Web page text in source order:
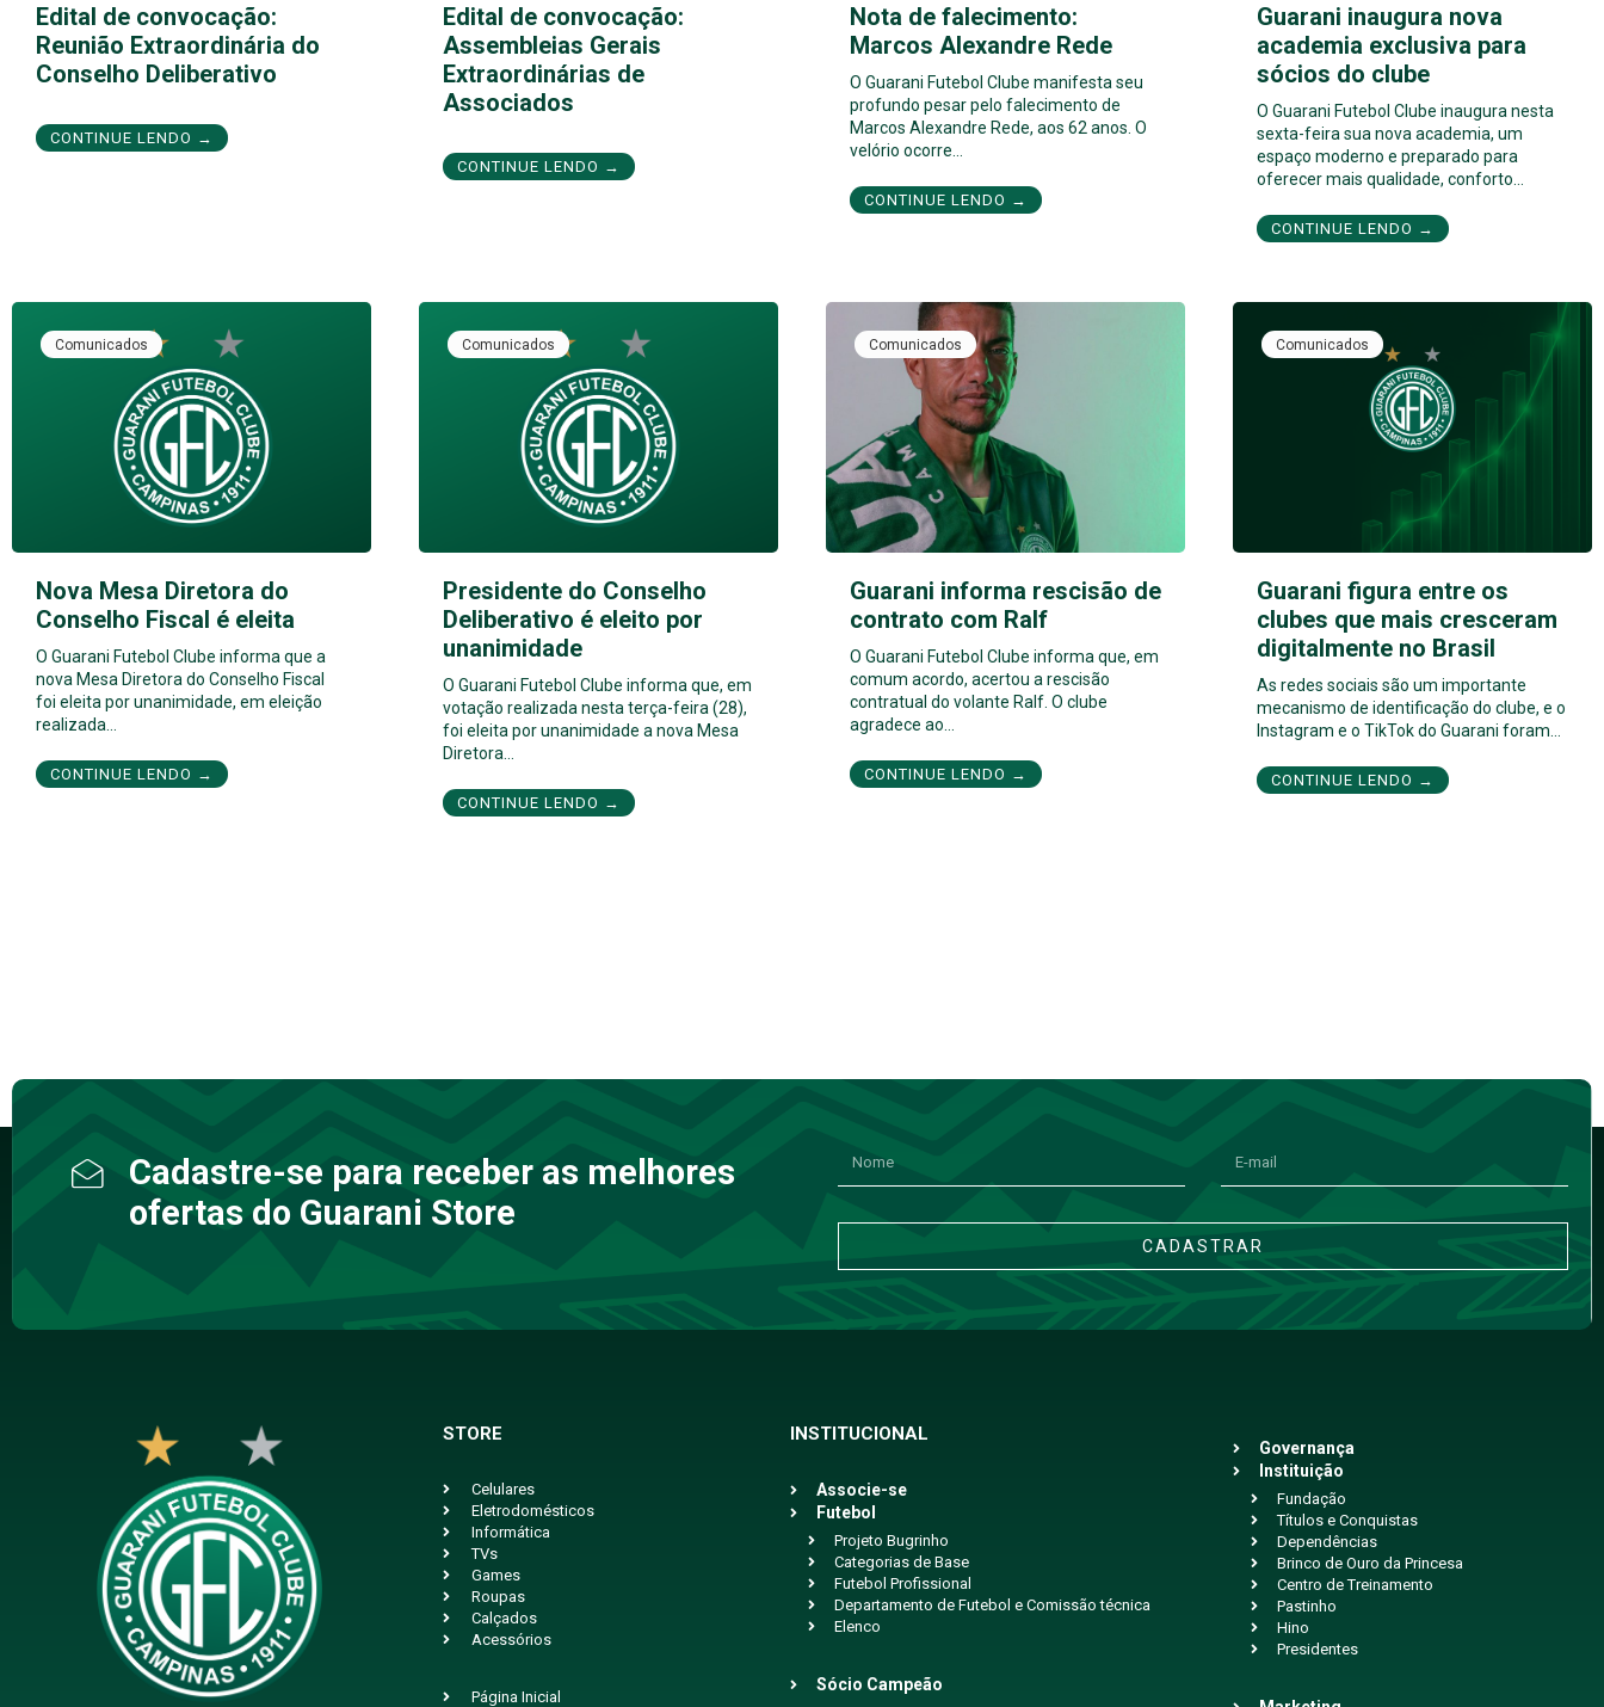
Edital de convocação:
Reunião Extraordinária do
Conselho Deliberativo
CONTINUE LENDO →
Edital de convocação:
Assembleias Gerais
Extraordinárias de
Associados
CONTINUE LENDO →
Nota de falecimento:
Marcos Alexandre Rede
O Guarani Futebol Clube manifesta seu
profundo pesar pelo falecimento de
Marcos Alexandre Rede, aos 62 anos. O
velório ocorre…
CONTINUE LENDO →
Guarani inaugura nova
academia exclusiva para
sócios do clube
O Guarani Futebol Clube inaugura nesta
sexta-feira sua nova academia, um
espaço moderno e preparado para
oferecer mais qualidade, conforto…
CONTINUE LENDO →
Comunicados
Nova Mesa Diretora do
Conselho Fiscal é eleita
O Guarani Futebol Clube informa que a
nova Mesa Diretora do Conselho Fiscal
foi eleita por unanimidade, em eleição
realizada…
CONTINUE LENDO →
Comunicados
Presidente do Conselho
Deliberativo é eleito por
unanimidade
O Guarani Futebol Clube informa que, em
votação realizada nesta terça-feira (28),
foi eleita por unanimidade a nova Mesa
Diretora…
CONTINUE LENDO →
Comunicados
Guarani informa rescisão de
contrato com Ralf
O Guarani Futebol Clube informa que, em
comum acordo, acertou a rescisão
contratual do volante Ralf. O clube
agradece ao…
CONTINUE LENDO →
Comunicados
Guarani figura entre os
clubes que mais cresceram
digitalmente no Brasil
As redes sociais são um importante
mecanismo de identificação do clube, e o
Instagram e o TikTok do Guarani foram…
CONTINUE LENDO →
Cadastre-se para receber as melhores
ofertas do Guarani Store
CADASTRAR
STORE
Celulares
Eletrodomésticos
Informática
TVs
Games
Roupas
Calçados
Acessórios
Página Inicial
INSTITUCIONAL
Associe-se
Futebol
Projeto Bugrinho
Categorias de Base
Futebol Profissional
Departamento de Futebol e Comissão técnica
Elenco
Sócio Campeão
Governança
Instituição
Fundação
Títulos e Conquistas
Dependências
Brinco de Ouro da Princesa
Centro de Treinamento
Pastinho
Hino
Presidentes